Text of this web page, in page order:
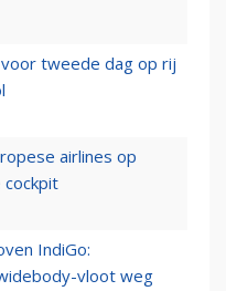
tweede dag op rij
airlines op
cockpit
IndiGo:
vloot weg